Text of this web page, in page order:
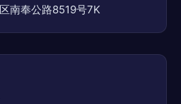
南奉公路8519号7K